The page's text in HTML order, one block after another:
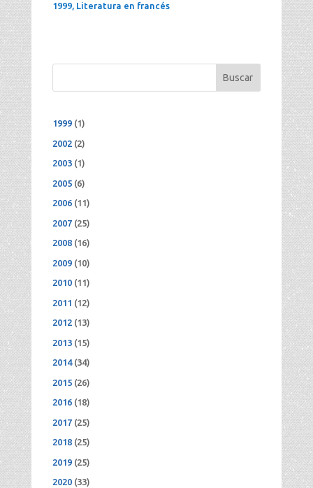
1999, Literatura en francés
Buscar
1999(1)
2002(2)
2003(1)
2005(6)
2006(11)
2007(25)
2008(16)
2009(10)
2010(11)
2011 (12)
2012(13)
2013(15)
2014(34)
2015(26)
2016(18)
2017(25)
2018(25)
2019(25)
2020(33)